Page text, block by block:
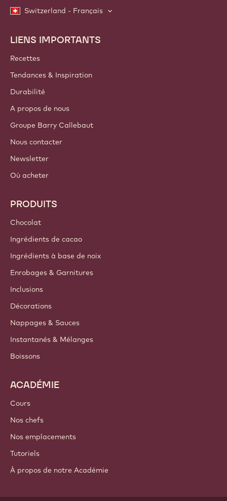
Switzerland - Français
Footer
Callebaut
LIENS IMPORTANTS
Recettes
Tendances & Inspiration
Durabilité
A propos de nous
Groupe Barry Callebaut
Nous contacter
Newsletter
Où acheter
PRODUITS
Chocolat
Ingrédients de cacao
Ingrédients à base de noix
Enrobages & Garnitures
Inclusions
Décorations
Nappages & Sauces
Instantanés & Mélanges
Boissons
ACADÉMIE
Cours
Nos chefs
Nos emplacements
Tutoriels
À propos de notre Académie